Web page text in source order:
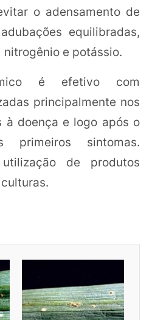
o adensamento de
equilibradas,
e potássio.
é efetivo com
principalmente nos
à doença e logo após o
primeiros sintomas.
de produtos